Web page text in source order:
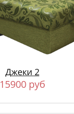
Джеки 2
15900 руб